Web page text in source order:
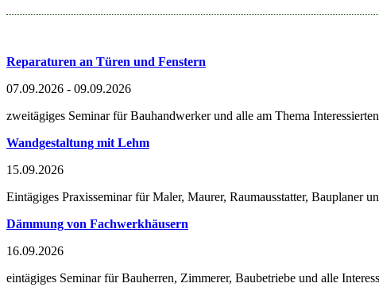
Reparaturen an Türen und Fenstern
07.09.2026 - 09.09.2026
zweitägiges Seminar für Bauhandwerker und alle am Thema
Wandgestaltung mit Lehm
15.09.2026
Eintägiges Praxisseminar für Maler, Maurer, Raumausstatter, Bauplaner
Dämmung von Fachwerkhäusern
16.09.2026
eintägiges Seminar für Bauherren, Zimmerer, Baubetriebe und alle